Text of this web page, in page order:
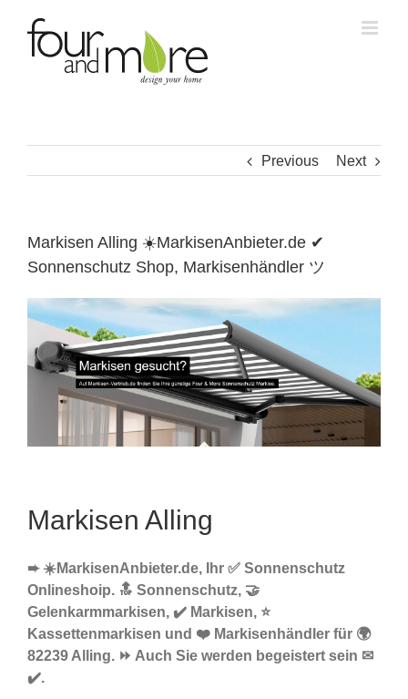
content
Previous Next
Markisen Alling ☀️MarkisenAnbieter.de ✔
Sonnenschutz Shop, Markisenhändler ツ
Markisen Alling
➨ ☀️MarkisenAnbieter.de, Ihr ✅ Sonnenschutz
Onlineshoip. 🔝 Sonnenschutz, 🤝
Gelenkarmmarkisen, ✔️ Markisen, ⭐
Kassettenmarkisen und ❤️ Markisenhändler für 🌍
82239 Alling. ⏩ Auch Sie werden begeistert sein ✉
✔️.